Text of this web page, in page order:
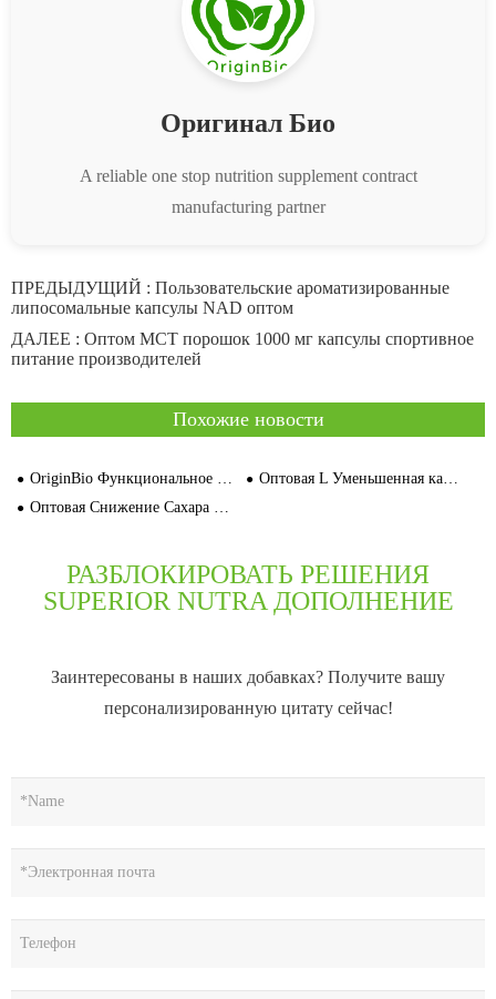
Оригинал Био
A reliable one stop nutrition supplement contract
manufacturing partner
ПРЕДЫДУЩИЙ : Пользовательские ароматизированные
липосомальные капсулы NAD оптом
ДАЛЕЕ : Оптом MCT порошок 1000 мг капсулы спортивное
питание производителей
Похожие новости
OriginBio Функциональное грибное дополнение Контрактное производство
Оптовая L Уменьшенная капсула глутатиона для дополнения красоты
Оптовая Снижение Сахара Веган Производитель Клейкий OriginBio
РАЗБЛОКИРОВАТЬ РЕШЕНИЯ
SUPERIOR NUTRA ДОПОЛНЕНИЕ
Заинтересованы в наших добавках? Получите вашу
персонализированную цитату сейчас!